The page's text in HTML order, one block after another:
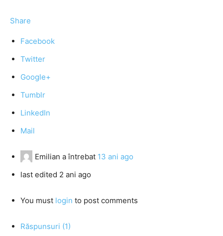
Share
Facebook
Twitter
Google+
Tumblr
LinkedIn
Mail
Emilian a întrebat 13 ani ago
last edited 2 ani ago
You must login to post comments
Răspunsuri (1)